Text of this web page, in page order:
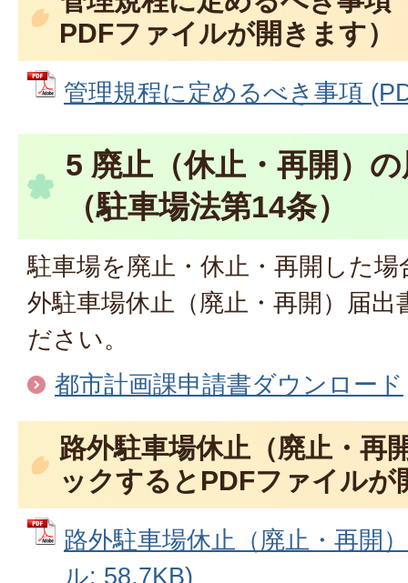
PDFファイルが開きます）
管理規程に定めるべき事項
5 廃止（休止・再開）
（駐車場法第14条）
駐車場を廃止・休止・再開した場
外駐車場休止（廃止・再開）届出
ださい。
都市計画課申請書ダウンロード
路外駐車場休止（廃止・再
ックするとPDFファイルが
路外駐車場休止（廃止・再開
ル: 58.7KB)